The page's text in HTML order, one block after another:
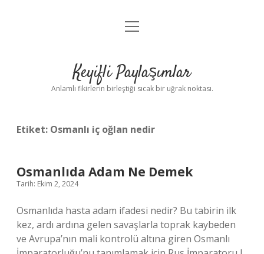
Anasayfa
Yasal Uyarı
menüyü
Keyifli Paylaşımlar
Anlamlı fikirlerin birleştiği sıcak bir uğrak noktası.
Etiket: Osmanlı iç oğlan nedir
Osmanlıda Adam Ne Demek
Tarih: Ekim 2, 2024
Osmanlıda hasta adam ifadesi nedir? Bu tabirin ilk
kez, ardı ardına gelen savaşlarla toprak kaybeden
ve Avrupa’nın mali kontrolü altına giren Osmanlı